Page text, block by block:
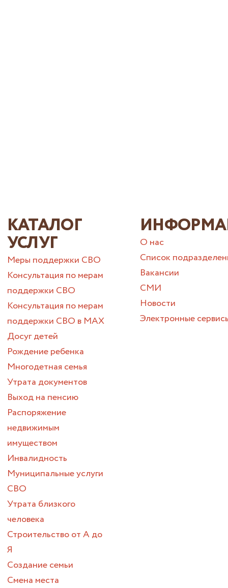
КАТАЛОГ
УСЛУГ
Меры поддержки СВО
Консультация по мерам
поддержки СВО
Консультация по мерам
поддержки СВО в МАХ
Досуг детей
Рождение ребенка
Многодетная семья
Утрата документов
Выход на пенсию
Распоряжение
недвижимым
имуществом
Инвалидность
Муниципальные услуги
СВО
Утрата близкого
человека
Строительство от А до
Я
Создание семьи
Смена места
О нас
Список
Вакансии
СМИ
Новости
Электронные